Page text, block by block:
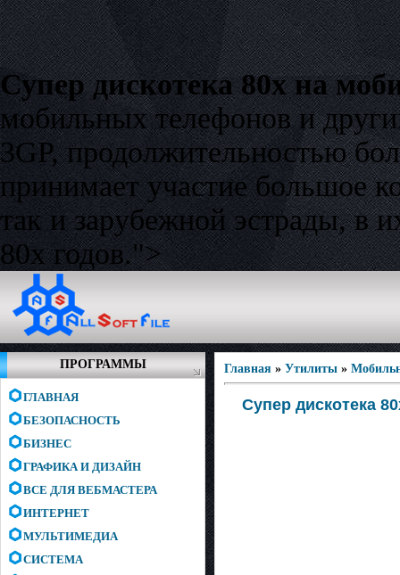
Супер дискотека 80х на
мобильных телефонов и
3GP, продолжительностью
принимает участие большое
так и зарубежной эстрады, в
80х годов.">
ПРОГРАММЫ
ГЛАВНАЯ
БЕЗОПАСНОСТЬ
БИЗНЕС
ГРАФИКА И ДИЗАЙН
ВСЕ ДЛЯ ВЕБМАСТЕРА
ИНТЕРНЕТ
МУЛЬТИМЕДИА
СИСТЕМА
Главная » Утилиты »
Супер дискотека